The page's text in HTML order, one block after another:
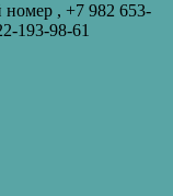
, ‪+7 982 653-
193-98-61